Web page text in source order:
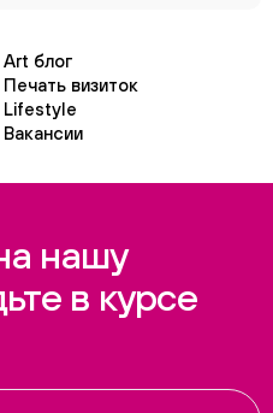
Art блог
Печать визиток
Lifestyle
Вакансии
нашу
в курсе